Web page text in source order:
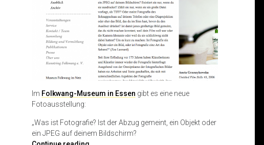
Im Folkwang-Museum in Essen gibt es eine neue
Fotoausstellung:
„Was ist Fotografie? Ist der Abzug gemeint, ein Objekt oder
ein JPEG auf deinem Bildschirm?
(